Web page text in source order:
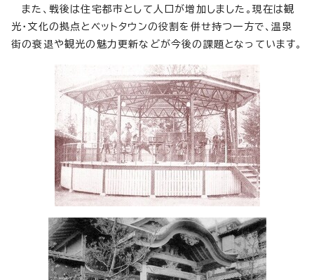
また、戦後は住宅都市として人口が増加しました。現在は観
光・文化の拠点とベットタウンの役割を併せ持つ一方で、温泉
街の衰退や観光の魅力更新などが今後の課題となっています。